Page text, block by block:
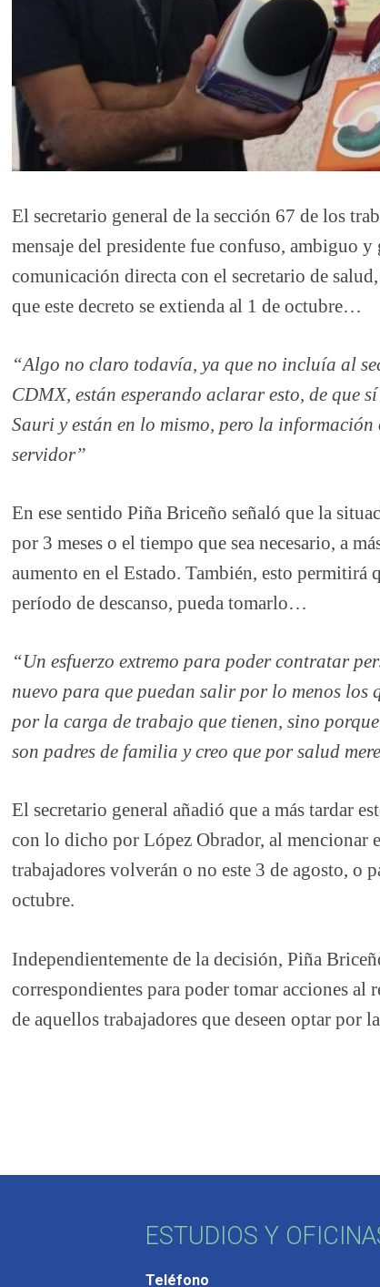
El secretario general de la sección 67 de los
mensaje del presidente fue confuso, ambiguo y
comunicación directa con el secretario de
que este decreto se extienda al 1 de octubre…
“Algo no claro todavía, ya que no incluía al
CDMX, están esperando aclarar esto, de que
Sauri y están en lo mismo, pero la
servidor”
En ese sentido Piña Briceño señaló que la
por 3 meses o el tiempo que sea necesario, a
aumento en el Estado.También, esto permitirá
período de descanso, pueda tomarlo…
“Un esfuerzo extremo para poder contratar
nuevo para que puedan salir por lo menos los
por la carga de trabajo que tienen, sino
son padres de familia y creo que por salud
El secretario general añadió que a más tardar
con lo dicho por López Obrador, al mencionar
trabajadores volverán o no este 3 de agosto, o
octubre.
Independientemente de la decisión, Piña
correspondientes para poder tomar acciones al
de aquellos trabajadores que deseen optar por
ESTUDIOS Y
Teléfono